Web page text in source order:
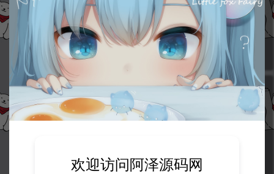
技术教程
冷雨泽ღ
技术教程
冷雨泽ღ 0
Win10系统添加虚拟网卡图文教
在win7 64位上安装Erlang
欢迎访问阿泽源码网